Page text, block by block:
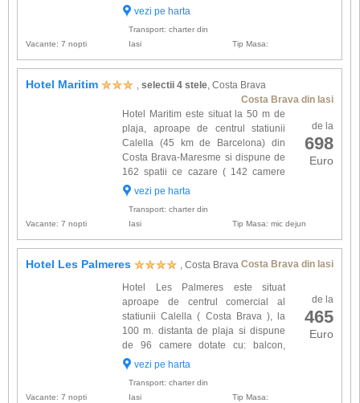
spatii de cazare dotate cu: baie cu
aer conditionat si seif....
vezi pe harta
Vacante: 7 nopti
Transport: charter din
Iasi
Tip Masa:
Hotel Maritim , selectii 4 stele, Costa Brava
Costa Brava din Iasi
de la
698
Euro
Hotel Maritim este situat la 50 m de
plaja, aproape de centrul statiunii
Calella (45 km de Barcelona) din
Costa Brava-Maresme si dispune de
162 spatii ce cazare ( 142 camere
duble, 7 single si 13 apartamente )
conditionat, seif. ...
vezi pe harta
Vacante: 7 nopti
Transport: charter din
Iasi
Tip Masa: mic dejun
Hotel Les Palmeres , Costa Brava Costa Brava din Iasi
de la
465
Euro
Hotel Les Palmeres este situat
aproape de centrul comercial al
statiunii Calella ( Costa Brava ), la
100 m. distanta de plaja si dispune
de 96 camere dotate cu: balcon,
telefon, TV satelit, aer conditionat,
Palmeres: asce...
vezi pe harta
Vacante: 7 nopti
Transport: charter din
Iasi
Tip Masa: